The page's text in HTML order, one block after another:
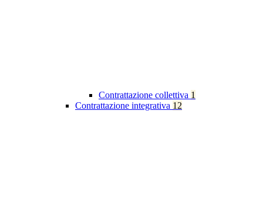
Contrattazione collettiva 1
Contrattazione integrativa 12